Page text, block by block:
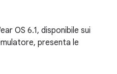
OS 6.1, disponibile sui
presenta le